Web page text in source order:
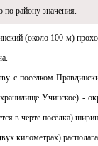
по району значения.
(около 100 м)
с посёлком
Учинское) -
в черте посёлка)
километрах)